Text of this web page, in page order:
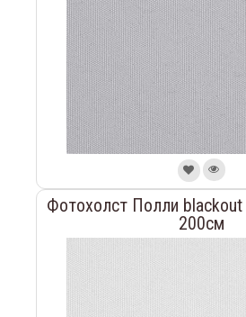
Фотохолст Полли
200см